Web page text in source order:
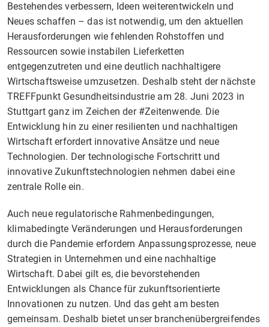
Bestehendes verbessern, Ideen weiterentwickeln und
Neues schaffen – das ist notwendig, um den aktuellen
Herausforderungen wie fehlenden Rohstoffen und
Ressourcen sowie instabilen Lieferketten
entgegenzutreten und eine deutlich nachhaltigere
Wirtschaftsweise umzusetzen. Deshalb steht der nächste
TREFFpunkt Gesundheitsindustrie am 28. Juni 2023 in
Stuttgart ganz im Zeichen der #Zeitenwende. Die
Entwicklung hin zu einer resilienten und nachhaltigen
Wirtschaft erfordert innovative Ansätze und neue
Technologien. Der technologische Fortschritt und
innovative Zukunftstechnologien nehmen dabei eine
zentrale Rolle ein.
Auch neue regulatorische Rahmenbedingungen,
klimabedingte Veränderungen und Herausforderungen
durch die Pandemie erfordern Anpassungsprozesse, neue
Strategien in Unternehmen und eine nachhaltige
Wirtschaft. Dabei gilt es, die bevorstehenden
Entwicklungen als Chance für zukunftsorientierte
Innovationen zu nutzen. Und das geht am besten
gemeinsam. Deshalb bietet unser branchenübergreifendes